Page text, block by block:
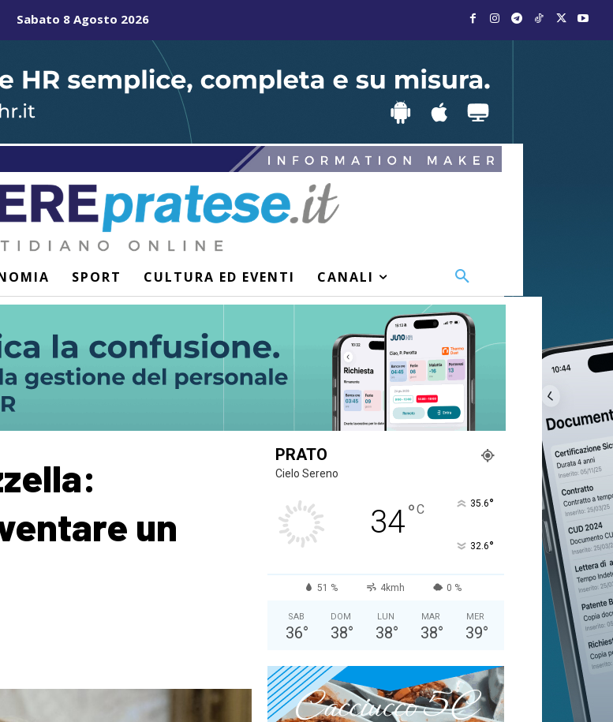
Sabato 8 Agosto 2026
SPORT CULTURA ED EVENTI CANALI
un
PRATO
Cielo Sereno
34°C 35.6°
32.6°
51 % 4kmh 0 %
SAB
36°
DOM
38°
LUN
38°
MAR
38°
MER
39°